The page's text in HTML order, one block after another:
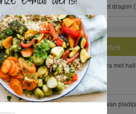
4.7:Gestoofde kip met dragon
Nieuwste Recepten
Turkse pizza met
Waterzooi van